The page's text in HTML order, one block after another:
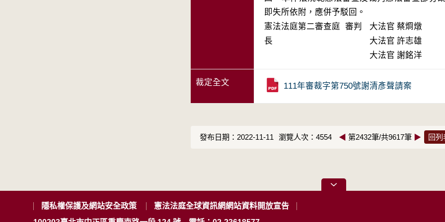
即失所依附，應併予駁回。
憲法法庭第二審查庭 審判
長
大法官 蔡烱燉
大法官 許志雄
大法官 謝銘洋
裁定全文 111年審裁字第750號謝清彥聲請案
發布日期：2022-11-11 瀏覽人次：4554 ◀ 第2432筆/共9617筆 ▶ 回列
隱私權保護及網站安全政策
憲法法庭全球資訊網網站資料開放宣告